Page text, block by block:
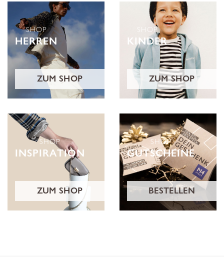
SHOP
HERREN
ZUM SHOP
SHOP
KINDER
ZUM SHOP
SHOP
INSPIRATION
ZUM SHOP
SHOP
GUTSCHEINE
BESTELLEN